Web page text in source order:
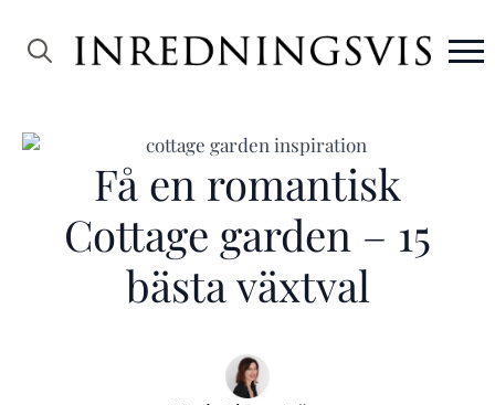
Få en romantisk
Cottage garden – 15
bästa växtval